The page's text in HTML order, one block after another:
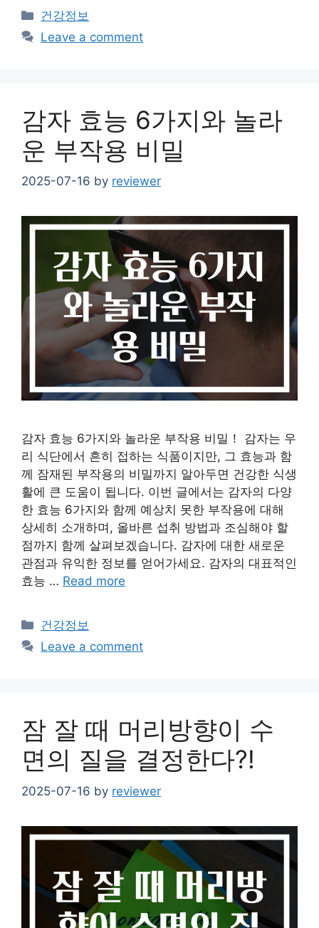
Categories
건강정보
Leave a comment
감자 효능 6가지와 놀라
운 부작용 비밀
2025-07-16 by reviewer
감자 효능 6가지와 놀라운 부작용 비밀！ 감자는 우
리 식단에서 흔히 접하는 식품이지만, 그 효능과 함
께 잠재된 부작용의 비밀까지 알아두면 건강한 식생
활에 큰 도움이 됩니다. 이번 글에서는 감자의 다양
한 효능 6가지와 함께 예상치 못한 부작용에 대해
상세히 소개하며, 올바른 섭취 방법과 조심해야 할
점까지 함께 살펴보겠습니다. 감자에 대한 새로운
관점과 유익한 정보를 얻어가세요. 감자의 대표적인
효능 … Read more
Categories
건강정보
Leave a comment
잠 잘 때 머리방향이 수
면의 질을 결정한다?!
2025-07-16 by reviewer